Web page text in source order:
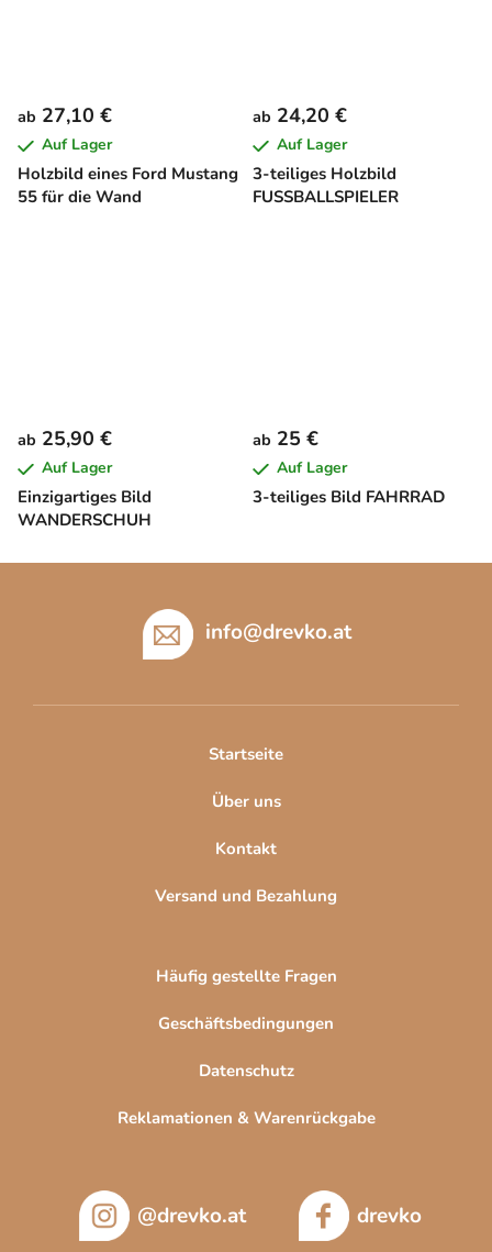
Holzbild eines Ford Mustang
55 für die Wand
ab 27,10 €
Auf Lager
3-teiliges Holzbild
FUSSBALLSPIELER
ab 24,20 €
Auf Lager
Einzigartiges Bild
WANDERSCHUH
ab 25,90 €
Auf Lager
3-teiliges Bild FAHRRAD
ab 25 €
Auf Lager
info@drevko.at
Startseite
Über uns
Kontakt
Versand und Bezahlung
Häufig gestellte Fragen
Geschäftsbedingungen
Datenschutz
Reklamationen & Warenrückgabe
@drevko.at drevko